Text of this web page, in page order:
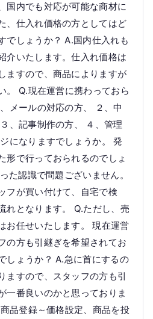
国内でも対応が可能な商材に
、仕入れ価格の方としてはど
でしょうか？ A.国内仕入れも
介いたします。仕入れ価格は
ますので、商品によりますが
。 Q.現在運営に携わっておら
メールの対応の方、 ２、中
、記事制作の方、 ４、管理
になりますでしょうか。 発
形で行っておられるのでしょ
た認識で問題ございません。
フが買い付けて、自宅で検
れとなります。 Q.ただし、売
お任せいたします。 現在運営
の方も引継ぎを希望されてお
しょうか？ A.急に首にするの
ますので、スタッフの方も引
一番良いのかと思っておりま
品登録～価格設定、商品を投